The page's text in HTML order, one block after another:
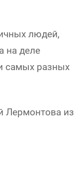
людей,
на деле
самых разных
Лермонтова из